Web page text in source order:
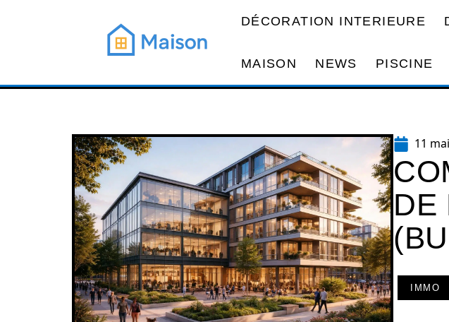
DÉCORATION INTERIEURE
MAISON NEWS PISCINE
11
DE
IMMO